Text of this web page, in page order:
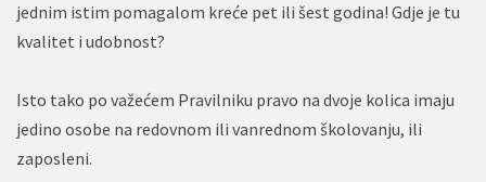
jednim istim pomagalom kreće pet ili šest godina! Gdje je tu
kvalitet i udobnost?
Isto tako po važećem Pravilniku pravo na dvoje kolica imaju
jedino osobe na redovnom ili vanrednom školovanju, ili
zaposleni.